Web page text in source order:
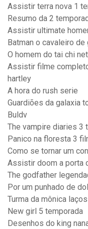
Assistir terra nova 1
Resumo da 2
Assistir ultimate
Batman o cavaleiro
O homem do tai chi
Assistir filme
hartley
A hora do rush serie
Guardiões da galaxia
Buldv
The vampire diaries 3
Panico na floresta 3
Como se tornar um
Assistir doom a porta
The godfather
Por um punhado de
Turma da mônica
New girl 5 temporada
Desenhos do king